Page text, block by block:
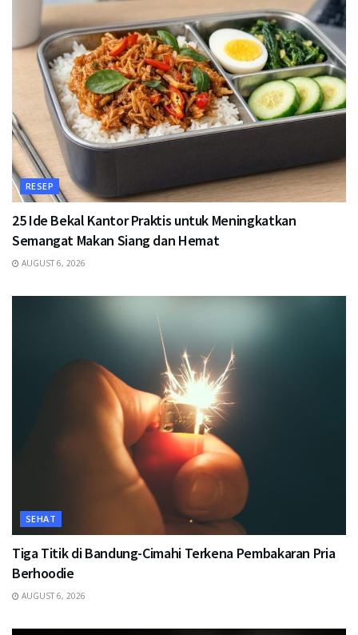
RESEP
25 Ide Bekal Kantor Praktis untuk Meningkatkan
Semangat Makan Siang dan Hemat
AUGUST 6, 2026
SEHAT
Tiga Titik di Bandung-Cimahi Terkena Pembakaran Pria
Berhoodie
AUGUST 6, 2026